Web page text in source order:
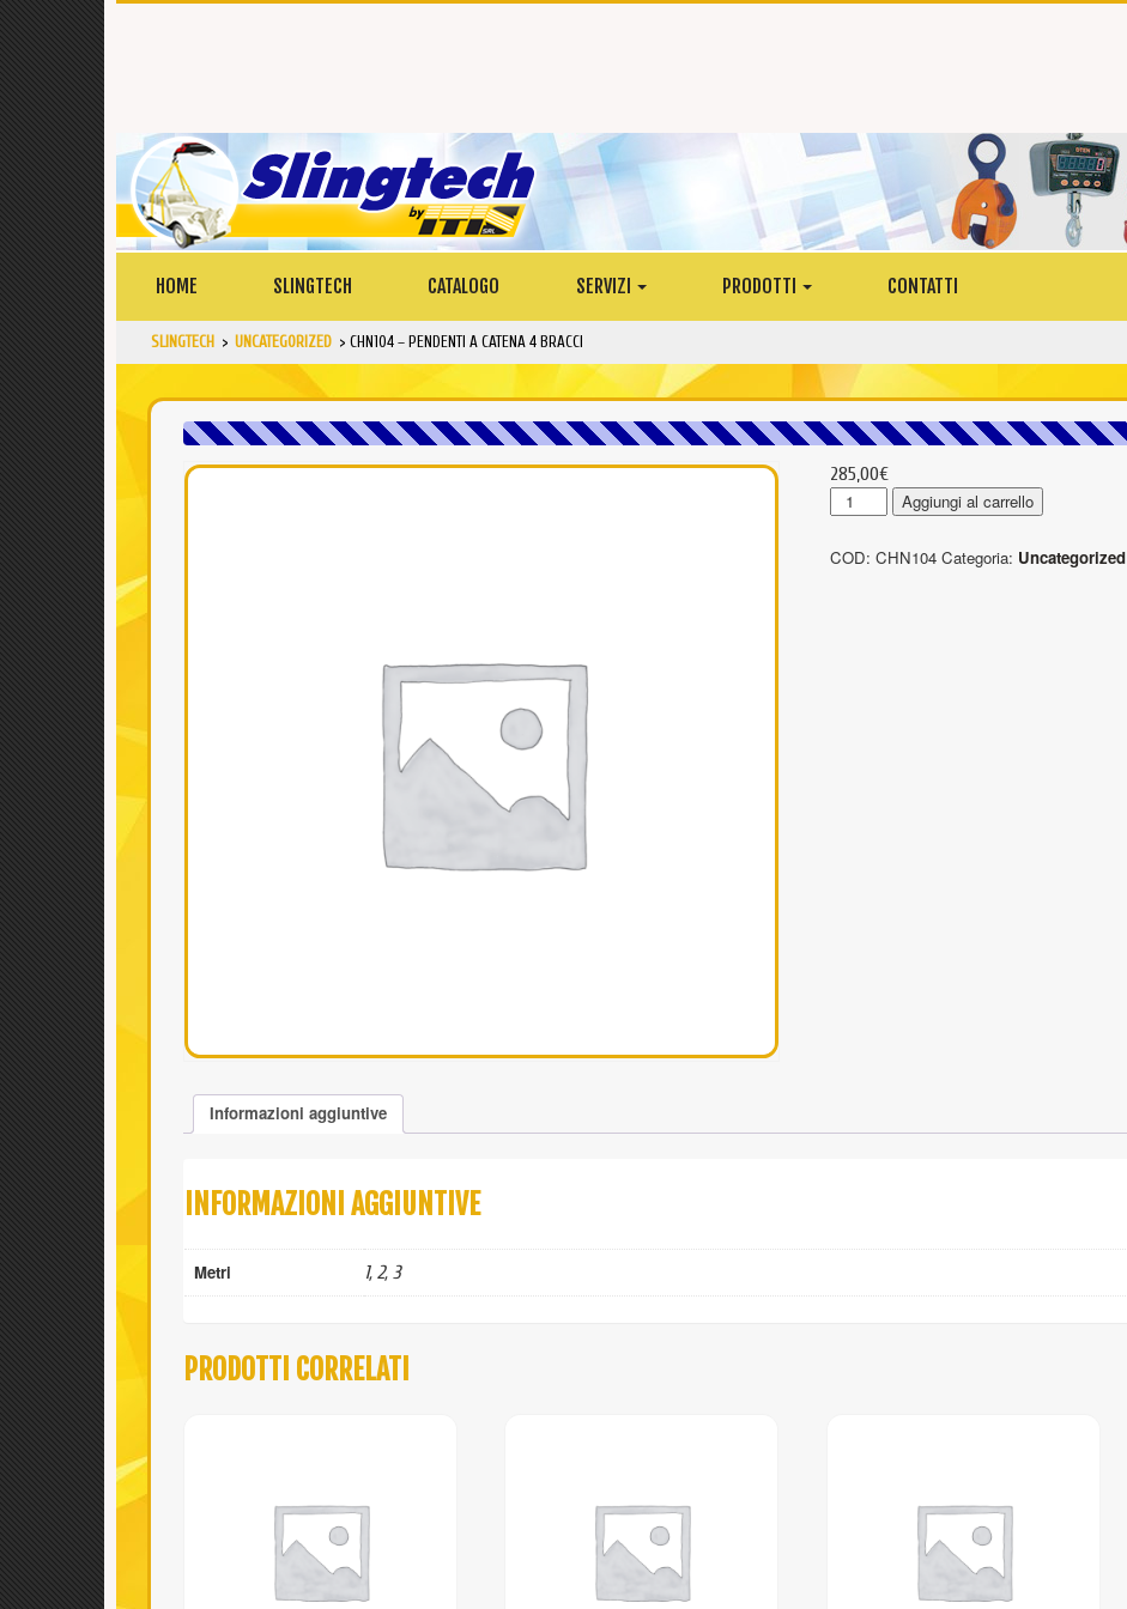
HOME SLINGTECH CATALOGO SERVIZI PRODOTTI CONTATTI
SLINGTECH > UNCATEGORIZED > CHN104 – PENDENTI A CATENA 4 BRACCI
285,00€
CHN104
-
a
Aggiungi al carrello
COD: CHN104 Categoria: Uncategorized
Informazioni aggiuntive
INFORMAZIONI AGGIUNTIVE
Metri 1, 2, 3
PRODOTTI CORRELATI